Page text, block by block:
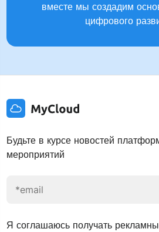
вместе мы создадим
цифрового
Будьте в курсе новостей
мероприятий
Я соглашаюсь получать